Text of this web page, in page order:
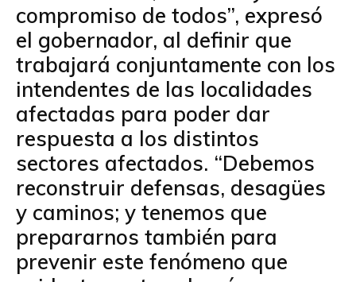
compromiso de todos”, expresó
el gobernador, al definir que
trabajará conjuntamente con los
intendentes de las localidades
afectadas para poder dar
respuesta a los distintos
sectores afectados. “Debemos
reconstruir defensas, desagües
y caminos; y tenemos que
prepararnos también para
prevenir este fenómeno que